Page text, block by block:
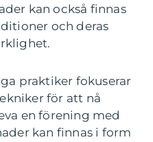
kan också finnas
och deras
praktiker fokuserar
för att nå
en förening med
kan finnas i form